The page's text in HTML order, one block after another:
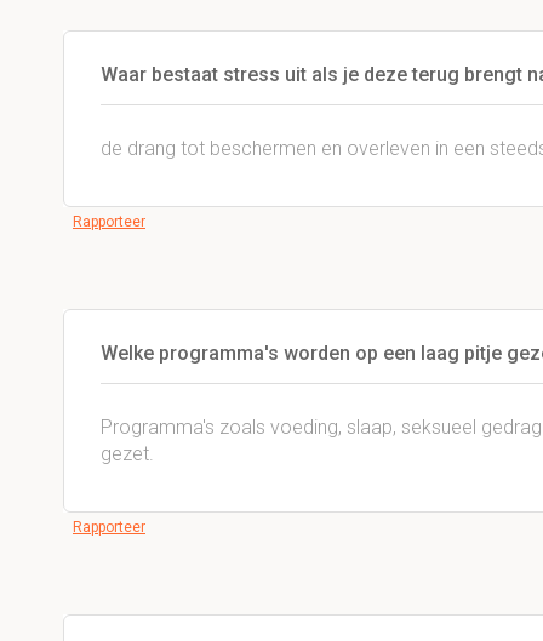
Waar bestaat stress uit als je deze terug brengt
de drang tot beschermen en overleven in een
Rapporteer
Welke programma's worden op een laag pitje
Programma's zoals voeding, slaap, seksueel
gezet.
Rapporteer